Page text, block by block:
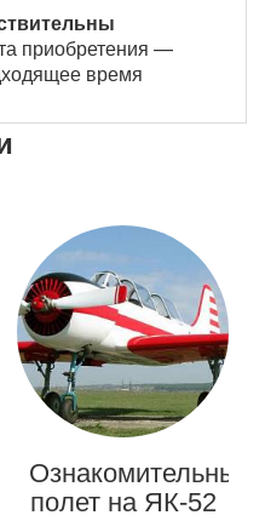
приобретения —
время
Ознакомительный
полет на ЯК-52